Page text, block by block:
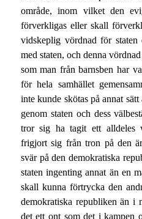
område, inom vilket den
förverkligas eller skall
vidskeplig vördnad för staten
med staten, och denna
som man från barnsben har
för hela samhället
inte kunde skötas på annat
genom staten och dess
tror sig ha tagit ett alldeles
frigjort sig från tron på den
svär på den demokratiska
staten ingenting annat än en
skall kunna förtrycka den
demokratiska republiken än i
det ett ont som det i kampen